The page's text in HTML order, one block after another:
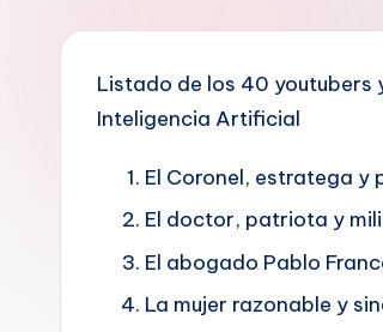
y
Listado de los 40 youtubers
Inteligencia Artificial
El Coronel, estratega y
El doctor, patriota y
El abogado Pablo
La mujer razonable y